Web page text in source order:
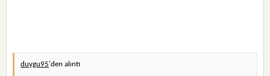
duygu95'den alıntı